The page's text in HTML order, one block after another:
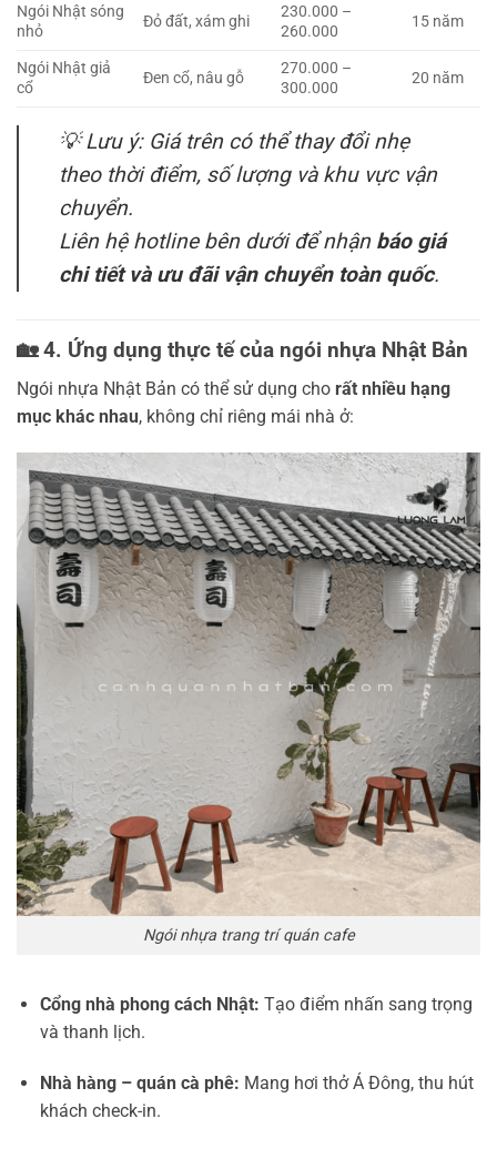
Ngói Nhật sóng
nhỏ
Đỏ đất, xám ghi
230.000 –
260.000
15 năm
Ngói Nhật giả
cổ
Đen cổ, nâu gỗ
270.000 –
300.000
20 năm
💡Lưu ý:Giá trên có thể thay đổi nhẹ
theo thời điểm, số lượng và khu vực vận
chuyển.
Liên hệ hotline bên dưới để nhận báo giá
chi tiết và ưu đãi vận chuyển toàn quốc.
🏡4. Ứng dụng thực tế của ngói nhựa Nhật Bản
Ngói nhựa Nhật Bản có thể sử dụng cho rất nhiều hạng
mục khác nhau, không chỉ riêng mái nhà ở:
Ngói nhựa trang trí quán cafe
Cổng nhà phong cách Nhật: Tạo điểm nhấn sang trọng
và thanh lịch.
Nhà hàng – quán cà phê: Mang hơi thở Á Đông, thu hút
khách check-in.